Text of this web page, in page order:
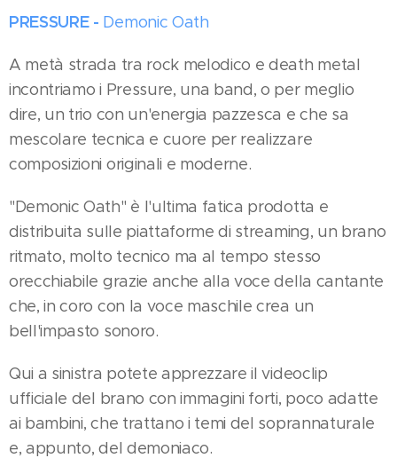
PRESSURE - Demonic Oath
A metà strada tra rock melodico e death metal
incontriamo i Pressure, una band, o per meglio
dire, un trio con un'energia pazzesca e che sa
mescolare tecnica e cuore per realizzare
composizioni originali e moderne.
"Demonic Oath" è l'ultima fatica prodotta e
distribuita sulle piattaforme di streaming, un brano
ritmato, molto tecnico ma al tempo stesso
orecchiabile grazie anche alla voce della cantante
che, in coro con la voce maschile crea un
bell'impasto sonoro.
Qui a sinistra potete apprezzare il videoclip
ufficiale del brano con immagini forti, poco adatte
ai bambini, che trattano i temi del soprannaturale
e, appunto, del demoniaco.